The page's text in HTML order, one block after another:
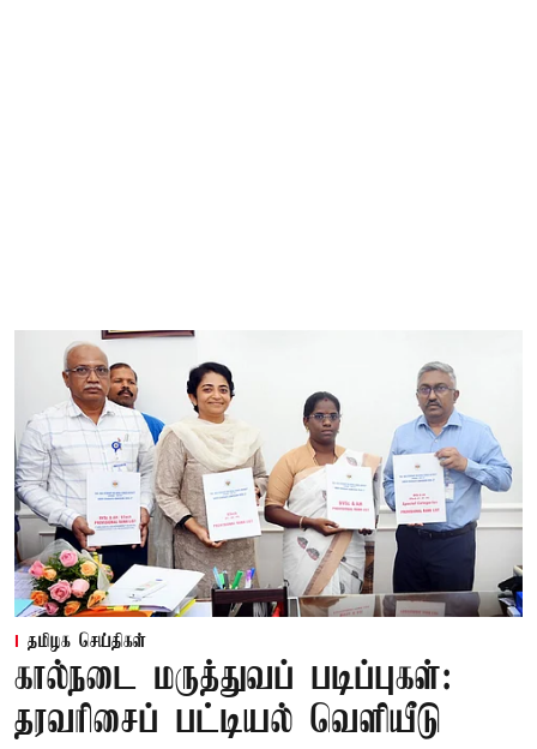
தமிழக செய்திகள்
கால்நடை மருத்துவப் படிப்புகள்:
தரவரிசைப் பட்டியல் வெளியீடு